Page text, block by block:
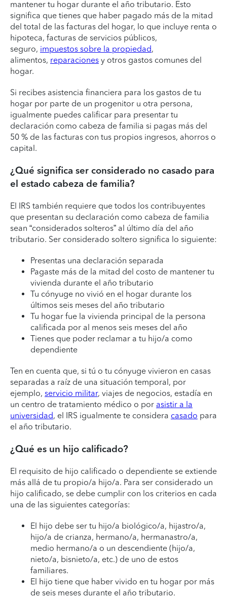
mantener tu hogar durante el año tributario. Esto
significa que tienes que haber pagado más de la mitad
del total de las facturas del hogar, lo que incluye renta o
hipoteca, facturas de servicios públicos,
seguro, impuestos sobre la propiedad,
alimentos, reparaciones y otros gastos comunes del
hogar.
Si recibes asistencia financiera para los gastos de tu
hogar por parte de un progenitor u otra persona,
igualmente puedes calificar para presentar tu
declaración como cabeza de familia si pagas más del
50 % de las facturas con tus propios ingresos, ahorros o
capital.
¿Qué significa ser considerado no casado para
el estado cabeza de familia?
El IRS también requiere que todos los contribuyentes
que presentan su declaración como cabeza de familia
sean “considerados solteros” al último día del año
tributario. Ser considerado soltero significa lo siguiente:
Presentas una declaración separada
Pagaste más de la mitad del costo de mantener tu
vivienda durante el año tributario
Tu cónyuge no vivió en el hogar durante los
últimos seis meses del año tributario
Tu hogar fue la vivienda principal de la persona
calificada por al menos seis meses del año
Tienes que poder reclamar a tu hijo/a como
dependiente
Ten en cuenta que, si tú o tu cónyuge vivieron en casas
separadas a raíz de una situación temporal, por
ejemplo, servicio militar, viajes de negocios, estadía en
un centro de tratamiento médico o por asistir a la
universidad, el IRS igualmente te considera casado para
el año tributario.
¿Qué es un hijo calificado?
El requisito de hijo calificado o dependiente se extiende
más allá de tu propio/a hijo/a. Para ser considerado un
hijo calificado, se debe cumplir con los criterios en cada
una de las siguientes categorías:
El hijo debe ser tu hijo/a biológico/a, hijastro/a,
hijo/a de crianza, hermano/a, hermanastro/a,
medio hermano/a o un descendiente (hijo/a,
nieto/a, bisnieto/a, etc.) de uno de estos
familiares.
El hijo tiene que haber vivido en tu hogar por más
de seis meses durante el año tributario.